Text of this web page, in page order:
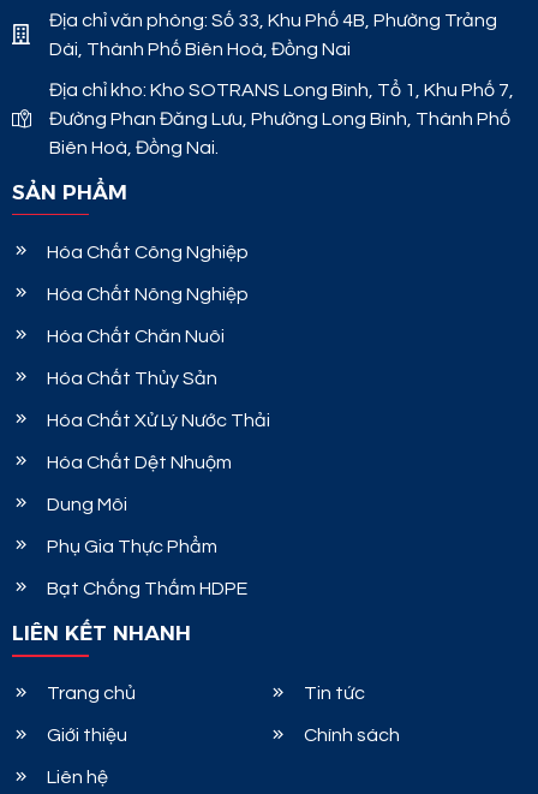
Địa chỉ văn phòng: Số 33, Khu Phố 4B, Phường Trảng
Dài, Thành Phố Biên Hoà, Đồng Nai
Địa chỉ kho: Kho SOTRANS Long Bình, Tổ 1, Khu Phố 7,
Đường Phan Đăng Lưu, Phường Long Bình, Thành Phố
Biên Hoà, Đồng Nai.
SẢN PHẨM
Hóa Chất Công Nghiệp
Hóa Chất Nông Nghiệp
Hóa Chất Chăn Nuôi
Hóa Chất Thủy Sản
Hóa Chất Xử Lý Nước Thải
Hóa Chất Dệt Nhuộm
Dung Môi
Phụ Gia Thực Phẩm
Bạt Chống Thấm HDPE
LIÊN KẾT NHANH
Trang chủ
Giới thiệu
Liên hệ
Tin tức
Chính sách